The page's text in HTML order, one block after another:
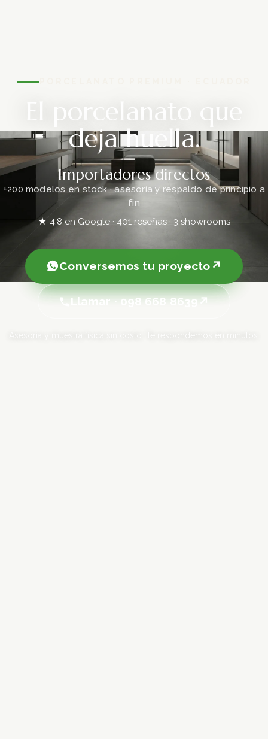
PORCELANATO PREMIUM · ECUADOR
El porcelanato que
deja huella.
Importadores directos
+200 modelos en stock · asesoría y respaldo de principio a
fin
★ 4.8 en Google · 401 reseñas · 3 showrooms
Conversemos tu proyecto
Llamar · 098 668 8639